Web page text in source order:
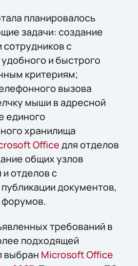
планировалось
задачи: создание
сотрудников с
и быстрого
критериям;
вызова
мыши в адресной
единого
хранилища
Officeдля отделов
общих узлов
отделов с
документов,
форумов.
требований в
подходящей
выбран Microsoft Office